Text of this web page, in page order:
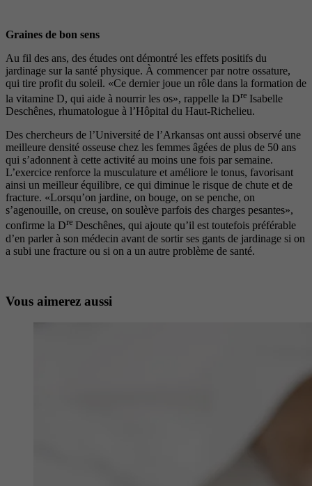
Graines de bon sens
Au fil des ans, des études ont démontré les effets positifs du
jardinage sur la santé physique. À commencer par notre ossature,
qui tire profit du soleil. «Ce dernier joue un rôle dans la formation de
la vitamine D, qui aide à nourrir les os», rappelle la Dre Isabelle
Deschênes, rhumatologue à l’Hôpital du Haut-Richelieu.
Des chercheurs de l’Université de l’Arkansas ont aussi observé une
meilleure densité osseuse chez les femmes âgées de plus de 50 ans
qui s’adonnent à cette activité au moins une fois par semaine.
L’exercice renforce la musculature et améliore le tonus, favorisant
ainsi un meilleur équilibre, ce qui diminue le risque de chute et de
fracture. «Lorsqu’on jardine, on bouge, on se penche, on
s’agenouille, on creuse, on soulève parfois des charges pesantes»,
confirme la Dre Deschênes, qui ajoute qu’il est toutefois préférable
d’en parler à son médecin avant de sortir ses gants de jardinage si on
a subi une fracture ou si on a un autre problème de santé.
Vous aimerez aussi